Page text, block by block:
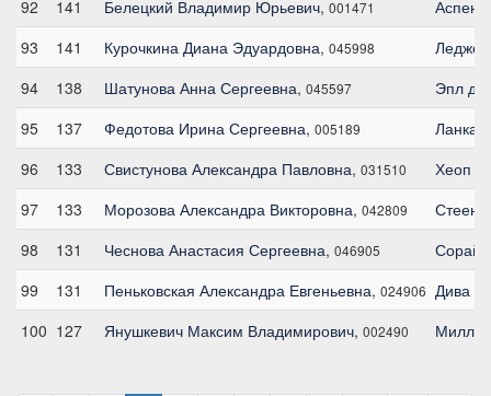
92
141 Белецкий Владимир Юрьевич, 001471
Аспен
93
141 Курочкина Диана Эдуардовна, 045998
94
138 Шатунова Анна Сергеевна, 045597
Эпл де
95
137 Федотова Ирина Сергеевна, 005189
96
133 Свистунова Александра Павловна, 031510
Хеоп
97
133 Морозова Александра Викторовна, 042809
98
131 Чеснова Анастасия Сергеевна, 046905
99
131 Пеньковская Александра Евгеньевна, 024906 Дива
100 127 Янушкевич Максим Владимирович, 002490